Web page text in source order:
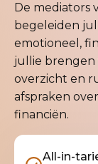
De mediators
begeleiden
emotioneel,
jullie brengen
overzicht en
afspraken
financiën.
All-in-